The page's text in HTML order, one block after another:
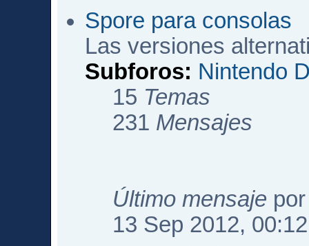
Spore para consolas
Las versiones
Subforos: Nintendo
15 Temas
231 Mensajes
Último mensaje
13 Sep 2012, 00:12